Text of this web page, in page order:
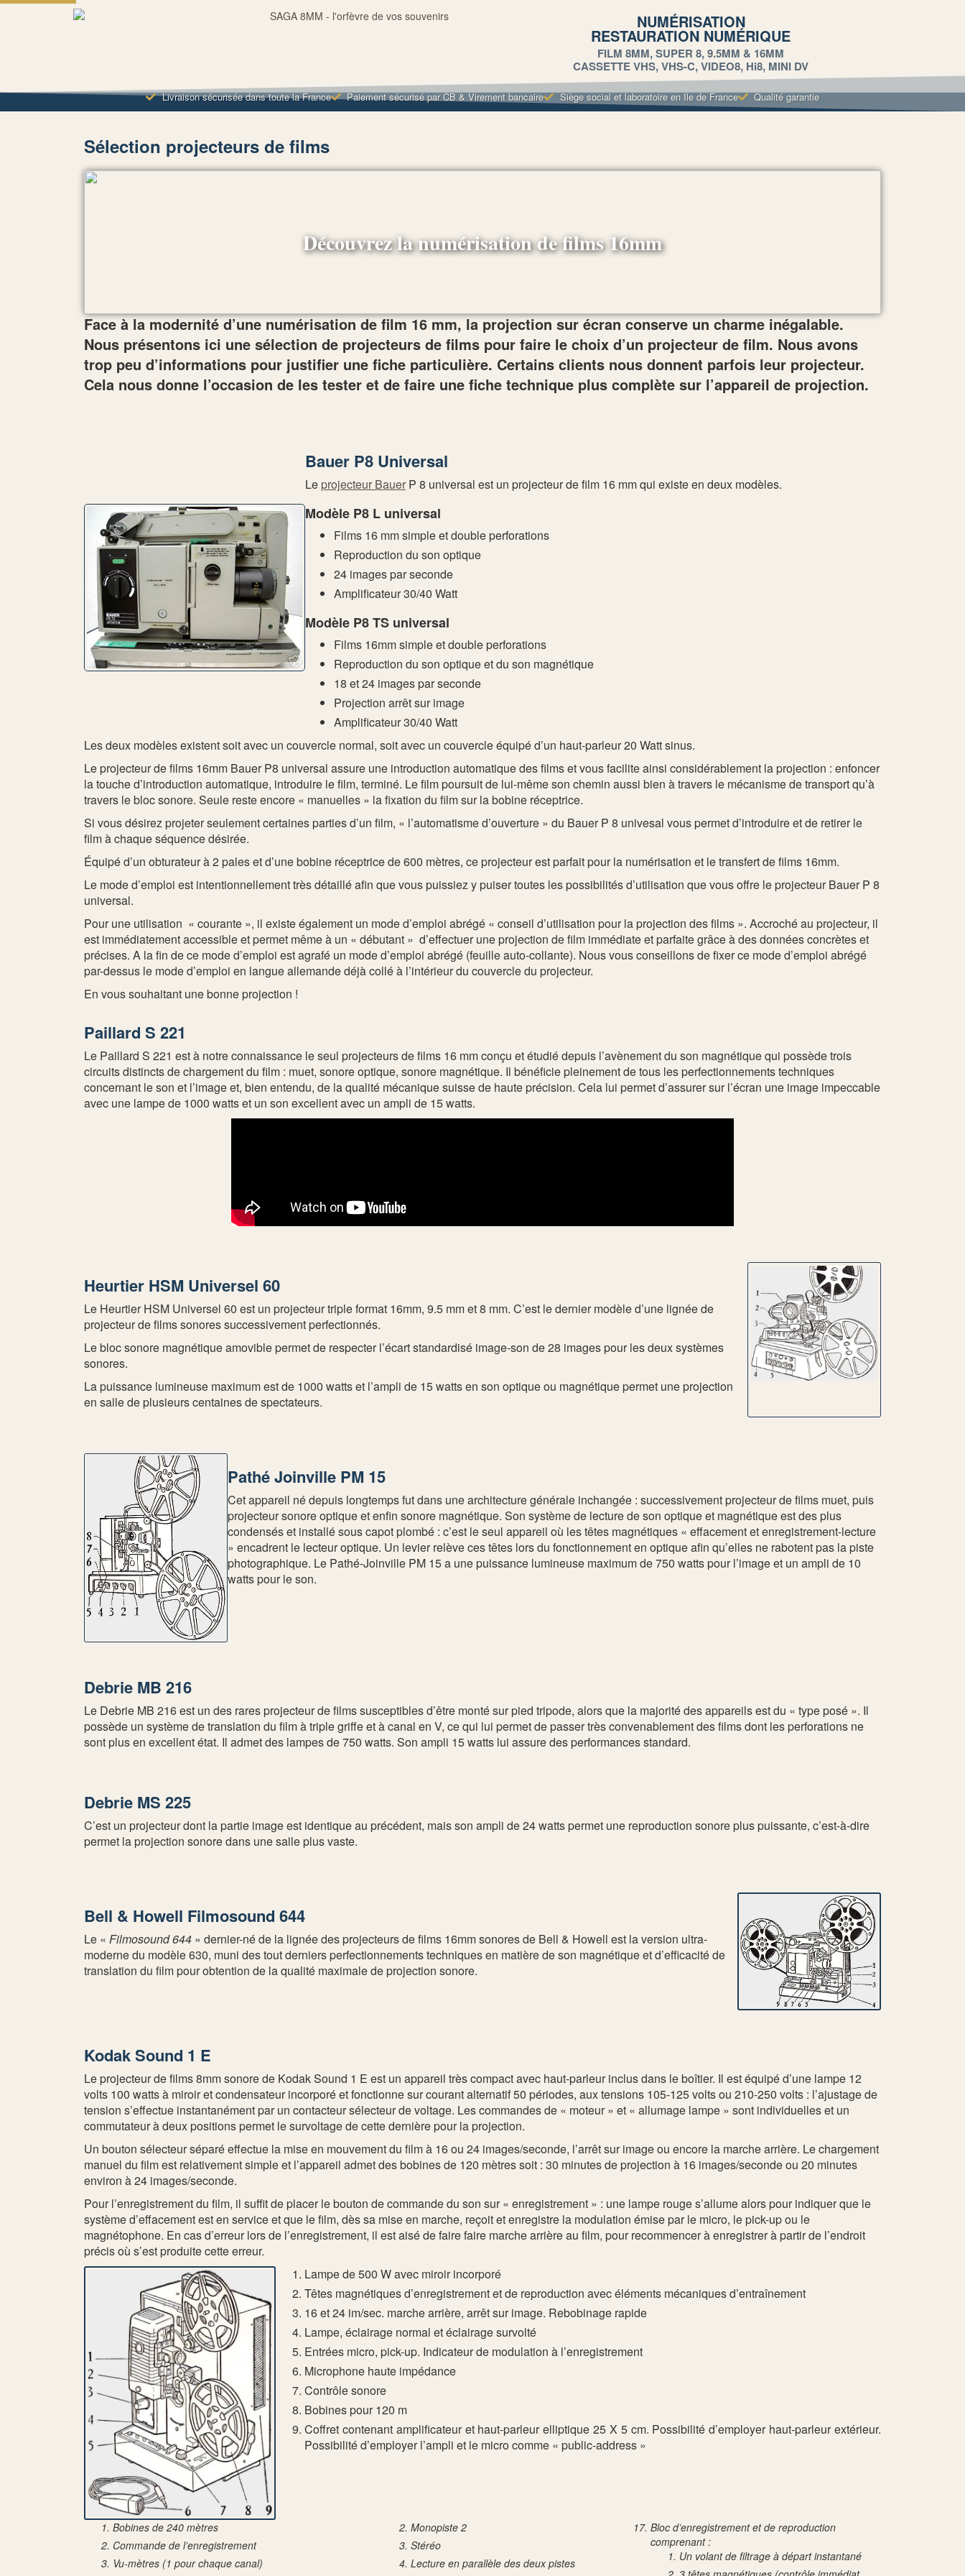
NUMÉRISATION
RESTAURATION NUMÉRIQUE
FILM 8MM, SUPER 8, 9.5MM & 16MM
CASSETTE VHS, VHS-C, VIDEO8, Hi8, MINI DV
Livraison sécurisée dans toute la France Paiement sécurisé par CB & Virement bancaire Siège social et laboratoire en Ile de France Qualité garantie
Sélection projecteurs de films
Face à la modernité d’une numérisation de film 16 mm, la projection sur écran conserve un charme inégalable.
Nous présentons ici une sélection de projecteurs de films pour faire le choix d’un projecteur de film. Nous avons
trop peu d’informations pour justifier une fiche particulière. Certains clients nous donnent parfois leur projecteur.
Cela nous donne l’occasion de les tester et de faire une fiche technique plus complète sur l’appareil de projection.
Bauer P8 Universal
Le projecteur Bauer P 8 universal est un projecteur de film 16 mm qui existe en deux modèles.
Modèle P8 L universal
Films 16 mm simple et double perforations
Reproduction du son optique
24 images par seconde
Amplificateur 30/40 Watt
Modèle P8 TS universal
Films 16mm simple et double perforations
Reproduction du son optique et du son magnétique
18 et 24 images par seconde
Projection arrêt sur image
Amplificateur 30/40 Watt
Les deux modèles existent soit avec un couvercle normal, soit avec un couvercle équipé d’un haut-parleur 20 Watt sinus.
Le projecteur de films 16mm Bauer P8 universal assure une introduction automatique des films et vous facilite ainsi considérablement la projection : enfoncer
la touche d’introduction automatique, introduire le film, terminé. Le film poursuit de lui-même son chemin aussi bien à travers le mécanisme de transport qu’à
travers le bloc sonore. Seule reste encore « manuelles » la fixation du film sur la bobine réceptrice.
Si vous désirez projeter seulement certaines parties d’un film, « l’automatisme d’ouverture » du Bauer P 8 univesal vous permet d’introduire et de retirer le
film à chaque séquence désirée.
Équipé d’un obturateur à 2 pales et d’une bobine réceptrice de 600 mètres, ce projecteur est parfait pour la numérisation et le transfert de films 16mm.
Le mode d’emploi est intentionnellement très détaillé afin que vous puissiez y puiser toutes les possibilités d’utilisation que vous offre le projecteur Bauer P 8
universal.
Pour une utilisation « courante », il existe également un mode d’emploi abrégé « conseil d’utilisation pour la projection des films ». Accroché au projecteur, il
est immédiatement accessible et permet même à un « débutant » d’effectuer une projection de film immédiate et parfaite grâce à des données concrètes et
précises. A la fin de ce mode d’emploi est agrafé un mode d’emploi abrégé (feuille auto-collante). Nous vous conseillons de fixer ce mode d’emploi abrégé
par-dessus le mode d’emploi en langue allemande déjà collé à l’intérieur du couvercle du projecteur.
En vous souhaitant une bonne projection !
Paillard S 221
Le Paillard S 221 est à notre connaissance le seul projecteurs de films 16 mm conçu et étudié depuis l’avènement du son magnétique qui possède trois
circuits distincts de chargement du film : muet, sonore optique, sonore magnétique. Il bénéficie pleinement de tous les perfectionnements techniques
concernant le son et l’image et, bien entendu, de la qualité mécanique suisse de haute précision. Cela lui permet d’assurer sur l’écran une image impeccable
avec une lampe de 1000 watts et un son excellent avec un ampli de 15 watts.
Heurtier HSM Universel 60
Le Heurtier HSM Universel 60 est un projecteur triple format 16mm, 9.5 mm et 8 mm. C’est le dernier modèle d’une lignée de
projecteur de films sonores successivement perfectionnés.
Le bloc sonore magnétique amovible permet de respecter l’écart standardisé image-son de 28 images pour les deux systèmes
sonores.
La puissance lumineuse maximum est de 1000 watts et l’ampli de 15 watts en son optique ou magnétique permet une projection
en salle de plusieurs centaines de spectateurs.
Pathé Joinville PM 15
Cet appareil né depuis longtemps fut dans une architecture générale inchangée : successivement projecteur de films muet, puis
projecteur sonore optique et enfin sonore magnétique. Son système de lecture de son optique et magnétique est des plus
condensés et installé sous capot plombé : c’est le seul appareil où les têtes magnétiques « effacement et enregistrement-lecture
» encadrent le lecteur optique. Un levier relève ces têtes lors du fonctionnement en optique afin qu’elles ne rabotent pas la piste
photographique. Le Pathé-Joinville PM 15 a une puissance lumineuse maximum de 750 watts pour l’image et un ampli de 10
watts pour le son.
Debrie MB 216
Le Debrie MB 216 est un des rares projecteur de films susceptibles d’être monté sur pied tripode, alors que la majorité des appareils est du « type posé ». Il
possède un système de translation du film à triple griffe et à canal en V, ce qui lui permet de passer très convenablement des films dont les perforations ne
sont plus en excellent état. Il admet des lampes de 750 watts. Son ampli 15 watts lui assure des performances standard.
Debrie MS 225
C’est un projecteur dont la partie image est identique au précédent, mais son ampli de 24 watts permet une reproduction sonore plus puissante, c’est-à-dire
permet la projection sonore dans une salle plus vaste.
Bell & Howell Filmosound 644
Le « Filmosound 644 » dernier-né de la lignée des projecteurs de films 16mm sonores de Bell & Howell est la version ultra-
moderne du modèle 630, muni des tout derniers perfectionnements techniques en matière de son magnétique et d’efficacité de
translation du film pour obtention de la qualité maximale de projection sonore.
Kodak Sound 1 E
Le projecteur de films 8mm sonore de Kodak Sound 1 E est un appareil très compact avec haut-parleur inclus dans le boîtier. Il est équipé d’une lampe 12
volts 100 watts à miroir et condensateur incorporé et fonctionne sur courant alternatif 50 périodes, aux tensions 105-125 volts ou 210-250 volts : l’ajustage de
tension s’effectue instantanément par un contacteur sélecteur de voltage. Les commandes de « moteur » et « allumage lampe » sont individuelles et un
commutateur à deux positions permet le survoltage de cette dernière pour la projection.
Un bouton sélecteur séparé effectue la mise en mouvement du film à 16 ou 24 images/seconde, l’arrêt sur image ou encore la marche arrière. Le chargement
manuel du film est relativement simple et l’appareil admet des bobines de 120 mètres soit : 30 minutes de projection à 16 images/seconde ou 20 minutes
environ à 24 images/seconde.
Pour l’enregistrement du film, il suffit de placer le bouton de commande du son sur « enregistrement » : une lampe rouge s’allume alors pour indiquer que le
système d’effacement est en service et que le film, dès sa mise en marche, reçoit et enregistre la modulation émise par le micro, le pick-up ou le
magnétophone. En cas d’erreur lors de l’enregistrement, il est aisé de faire faire marche arrière au film, pour recommencer à enregistrer à partir de l’endroit
précis où s’est produite cette erreur.
Lampe de 500 W avec miroir incorporé
Têtes magnétiques d’enregistrement et de reproduction avec éléments mécaniques d’entraînement
16 et 24 im/sec. marche arrière, arrêt sur image. Rebobinage rapide
Lampe, éclairage normal et éclairage survolté
Entrées micro, pick-up. Indicateur de modulation à l’enregistrement
Microphone haute impédance
Contrôle sonore
Bobines pour 120 m
Coffret contenant amplificateur et haut-parleur elliptique 25 X 5 cm. Possibilité d’employer haut-parleur extérieur.
Possibilité d’employer l’ampli et le micro comme « public-address »
Bobines de 240 mètres
Commande de l’enregistrement
Vu-mètres (1 pour chaque canal)
Monopiste 2
Stéréo
Lecture en parallèle des deux pistes
Bloc d’enregistrement et de reproduction
comprenant :
Un volant de filtrage à départ instantané